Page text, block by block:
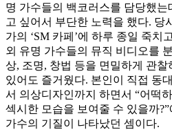
명 가수들의 백코러스를 담당했
고 싶어서 부단한 노력을 했다. 당
가의 ‘SM 카페’에 하루 종일 죽치
외 유명 가수들의 뮤직 비디오를
상, 조명, 창법 등을 면밀하게 관찰
있어도 즐거웠다. 본인이 직접 동
서 의상디자인까지 하면서 “어떡
섹시한 모습을 보여줄 수 있을까
가수의 기질이 나타났던 셈이다.